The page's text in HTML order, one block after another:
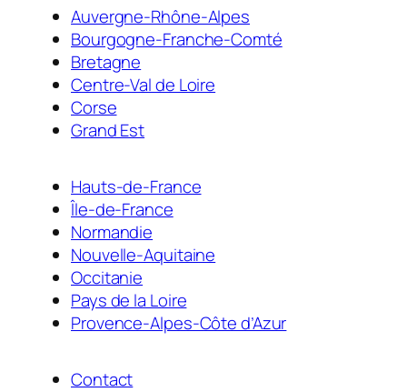
Auvergne-Rhône-Alpes
Bourgogne-Franche-Comté
Bretagne
Centre-Val de Loire
Corse
Grand Est
Hauts-de-France
Île-de-France
Normandie
Nouvelle-Aquitaine
Occitanie
Pays de la Loire
Provence-Alpes-Côte d’Azur
Contact